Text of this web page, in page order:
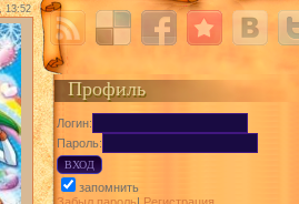
13:52
Профиль
Логин:
Пароль:
запомнить